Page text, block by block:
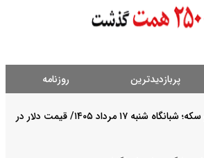
پربازدیدترین روزنامه
آخرین قیمت دلار، طلا و سکه؛ شبانگاه شنبه ۱۷ مرداد ۱۴۰۵/ قیمت دلار در